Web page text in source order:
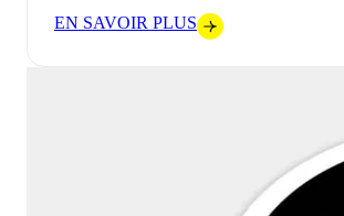
EN SAVOIR PLUS